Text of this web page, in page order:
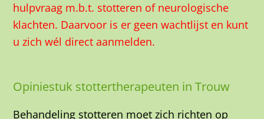
hulpvraag m.b.t. stotteren of neurologische
klachten. Daarvoor is er geen wachtlijst en kunt
u zich wél direct aanmelden.
Opiniestuk stottertherapeuten in Trouw
Behandeling stotteren moet zich richten op